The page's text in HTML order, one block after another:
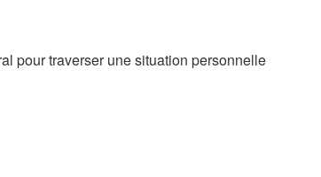
pour traverser une situation personnelle